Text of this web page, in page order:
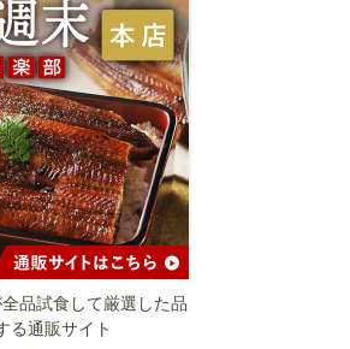
品試食して厳選した品
る通販サイト